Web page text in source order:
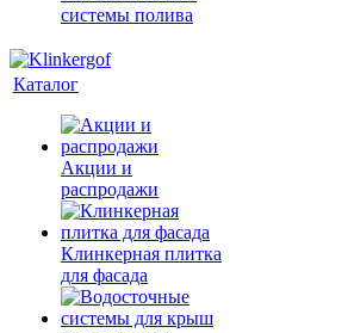
системы полива
Каталог
Акции и
распродажи
Клинкерная плитка
для фасада